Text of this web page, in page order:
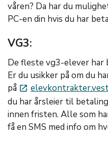
våren? Da har du
PC-en din hvis du har
VG3:
De fleste vg3-elever har
Er du usikker på om du
på launch
du har årsleier til
innen fristen. Alle som
få en SMS med info om